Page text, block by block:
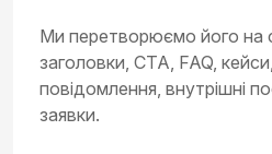
Ми перетворюємо його на
заголовки, CTA, FAQ,
повідомлення, внутрішні
заявки.